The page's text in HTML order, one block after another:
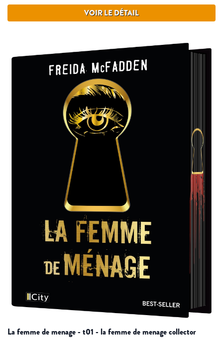
VOIR LE DÉTAIL
la femme de menage - t01 - la femme de menage collector